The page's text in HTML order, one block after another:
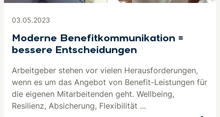
03.05.2023
Moderne Benefitkommunikation =
bessere Entscheidungen
Arbeitgeber stehen vor vielen Herausforderungen,
wenn es um das Angebot von Benefit-Leistungen für
die eigenen Mitarbeitenden geht. Wellbeing,
Resilienz, Absicherung, Flexibilität ...